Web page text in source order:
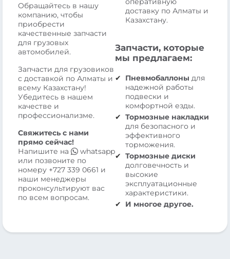
Обращайтесь в нашу
компанию, чтобы
приобрести
качественные запчасти
для грузовых
автомобилей.
Запчасти для грузовиков
с доставкой по Алматы и
всему Казахстану!
Убедитесь в нашем
качестве и
профессионализме.
Свяжитесь с нами
прямо сейчас!
Напишите на
whatsapp
или позвоните по
номеру +727 339 0661 и
наши менеджеры
проконсультируют вас
по всем вопросам.
доставку по Алматы и
Казахстану.
Запчасти, которые
мы предлагаем:
Пневмобаллоны для
надежной работы
подвески и
комфортной езды.
Тормозные накладки
для безопасного и
эффективного
торможения.
Тормозные диски
долговечность и
высокие
эксплуатационные
характеристики.
И многое другое.